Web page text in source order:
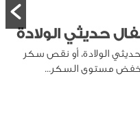
حديثي الولادة
الولادة، أو نقص سكر
مستوى السكر...